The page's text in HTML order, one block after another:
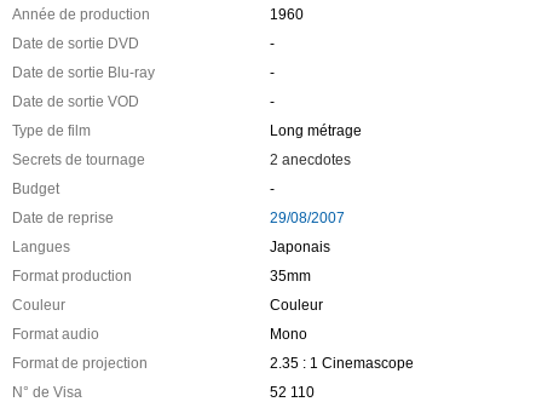
Année de production
1960
Date de sortie DVD
-
Date de sortie Blu-ray
-
Date de sortie VOD
-
Type de film
Long métrage
Secrets de tournage
2 anecdotes
Budget
-
Date de reprise
29/08/2007
Langues
Japonais
Format production
35mm
Couleur
Couleur
Format audio
Mono
Format de projection
2.35 : 1 Cinemascope
N° de Visa
52 110